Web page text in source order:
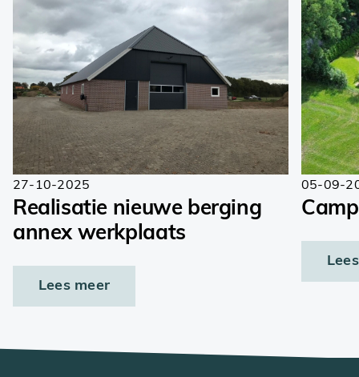
27-10-2025
Realisatie nieuwe berging
annex werkplaats
Lees meer
05-09-